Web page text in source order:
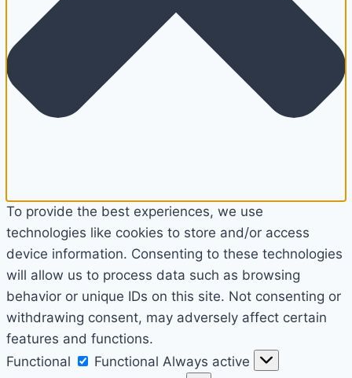
To provide the best experiences, we use
technologies like cookies to store and/or access
device information. Consenting to these technologies
will allow us to process data such as browsing
behavior or unique IDs on this site. Not consenting or
withdrawing consent, may adversely affect certain
features and functions.
Functional
Functional Always active